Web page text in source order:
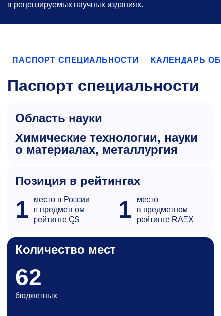
в рецензируемых научных изданиях.
ПАСПОРТ СПЕЦИАЛЬНОСТИ КАЛЕНДАРЬ
Паспорт специальности
Область науки
химические технологии, науки
о материалах, металлургия
Позиция в рейтингах
1
место в России
в предметном
рейтинге QS
1
место
в предметном
рейтинге RAEX
Количество мест
62
бюджетных